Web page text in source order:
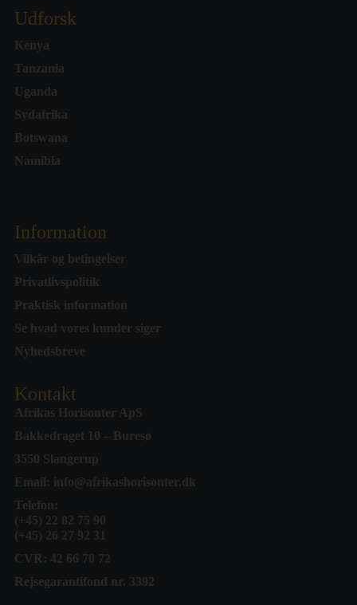
Udforsk
Kenya
Tanzania
Uganda
Sydafrika
Botswana
Namibia
Information
Vilkår og betingelser
Privatlivspolitik
Praktisk information
Se hvad vores kunder siger
Nyhedsbreve
Kontakt
Afrikas Horisonter ApS
Bakkedraget 10 – Buresø
3550 Slangerup
Email: info@afrikashorisonter.dk
Telefon:
(+45) 22 82 75 90
(+45) 26 27 92 31
CVR: 42 66 70 72
Rejsegarantifond nr. 3392